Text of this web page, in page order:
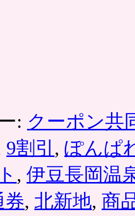
: クーポン共
9割引 , ぽんぱ
, 伊豆長岡温
券, 北新地, 商